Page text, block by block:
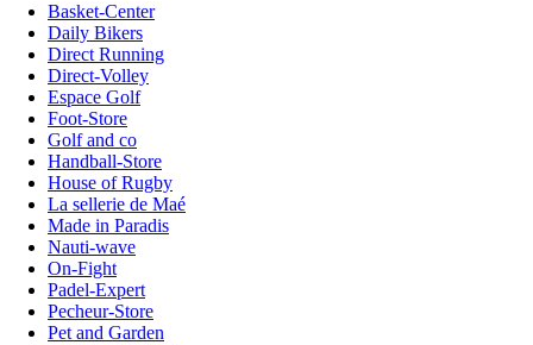
Basket-Center
Daily Bikers
Direct Running
Direct-Volley
Espace Golf
Foot-Store
Golf and co
Handball-Store
House of Rugby
La sellerie de Maé
Made in Paradis
Nauti-wave
On-Fight
Padel-Expert
Pecheur-Store
Pet and Garden